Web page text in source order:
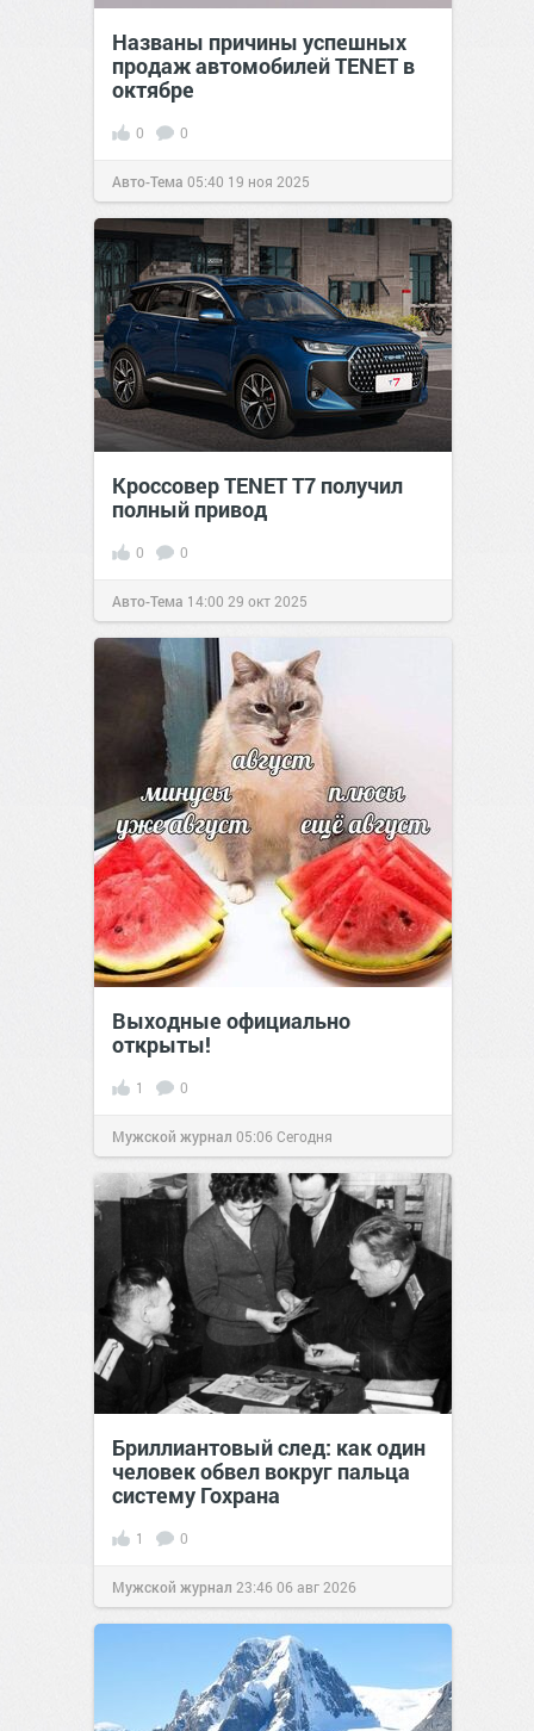
Названы причины успешных
продаж автомобилей TENET в
октябре
0 0
Авто-Тема 05:40 19 ноя 2025
Кроссовер TENET T7 получил
полный привод
0 0
Авто-Тема 14:00 29 окт 2025
Выходные официально
открыты!
1 0
Мужской журнал 05:06Сегодня
Бриллиантовый след: как один
человек обвел вокруг пальца
систему Гохрана
1 0
Мужской журнал 23:4606 авг 2026